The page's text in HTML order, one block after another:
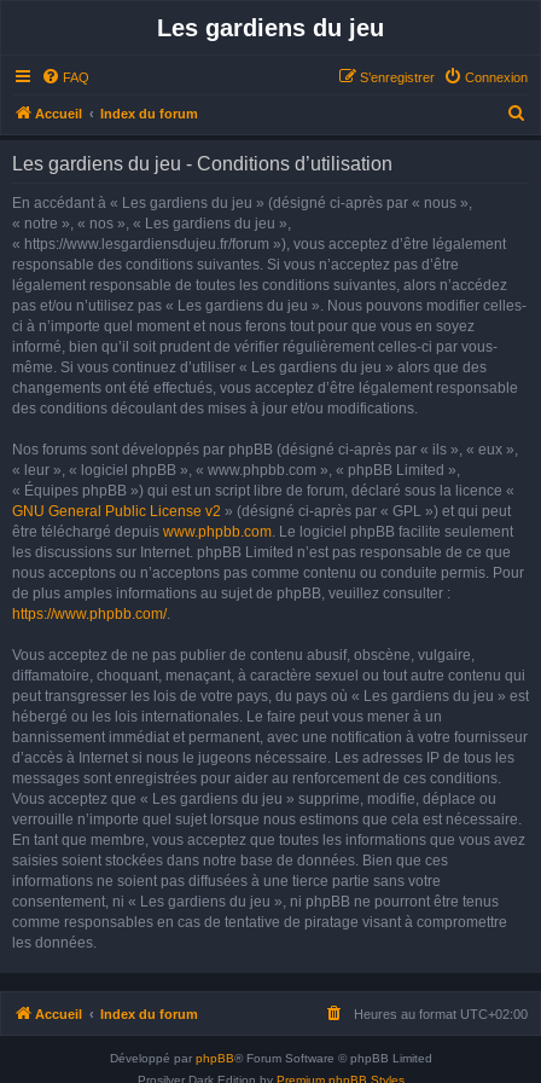
Les gardiens du jeu
FAQ Connexion
S’enregistrer
Accueil Index du forum
Les gardiens du jeu - Conditions d’utilisation
En accédant à « Les gardiens du jeu » (désigné ci-après par « nous »,
« notre », « nos », « Les gardiens du jeu »,
« https://www.lesgardiensdujeu.fr/forum »), vous acceptez d’être légalement
responsable des conditions suivantes. Si vous n’acceptez pas d’être
légalement responsable de toutes les conditions suivantes, alors n’accédez
pas et/ou n’utilisez pas « Les gardiens du jeu ». Nous pouvons modifier celles-
ci à n’importe quel moment et nous ferons tout pour que vous en soyez
informé, bien qu’il soit prudent de vérifier régulièrement celles-ci par vous-
même. Si vous continuez d’utiliser « Les gardiens du jeu » alors que des
changements ont été effectués, vous acceptez d’être légalement responsable
des conditions découlant des mises à jour et/ou modifications.
Nos forums sont développés par phpBB (désigné ci-après par « ils », « eux »,
« leur », « logiciel phpBB », « www.phpbb.com », « phpBB Limited »,
« Équipes phpBB ») qui est un script libre de forum, déclaré sous la licence «
GNU General Public License v2 » (désigné ci-après par « GPL ») et qui peut
être téléchargé depuis www.phpbb.com. Le logiciel phpBB facilite seulement
les discussions sur Internet. phpBB Limited n’est pas responsable de ce que
nous acceptons ou n’acceptons pas comme contenu ou conduite permis. Pour
de plus amples informations au sujet de phpBB, veuillez consulter :
https://www.phpbb.com/.
Vous acceptez de ne pas publier de contenu abusif, obscène, vulgaire,
diffamatoire, choquant, menaçant, à caractère sexuel ou tout autre contenu qui
peut transgresser les lois de votre pays, du pays où « Les gardiens du jeu » est
hébergé ou les lois internationales. Le faire peut vous mener à un
bannissement immédiat et permanent, avec une notification à votre fournisseur
d’accès à Internet si nous le jugeons nécessaire. Les adresses IP de tous les
messages sont enregistrées pour aider au renforcement de ces conditions.
Vous acceptez que « Les gardiens du jeu » supprime, modifie, déplace ou
verrouille n’importe quel sujet lorsque nous estimons que cela est nécessaire.
En tant que membre, vous acceptez que toutes les informations que vous avez
saisies soient stockées dans notre base de données. Bien que ces
informations ne soient pas diffusées à une tierce partie sans votre
consentement, ni « Les gardiens du jeu », ni phpBB ne pourront être tenus
comme responsables en cas de tentative de piratage visant à compromettre
les données.
Accueil Index du forum Heures au format UTC+02:00
Développé par phpBB® Forum Software © phpBB Limited
Prosilver Dark Edition by Premium phpBB Styles